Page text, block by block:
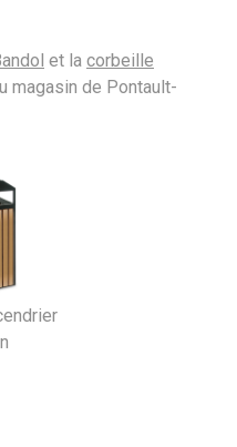
et la corbeille
magasin de Pontault-